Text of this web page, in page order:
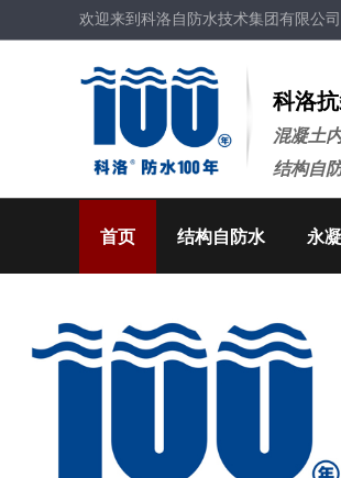
欢迎来到科洛自防水技术集团有限公司
科洛
混凝土
结构自
首页 结构自防水 永